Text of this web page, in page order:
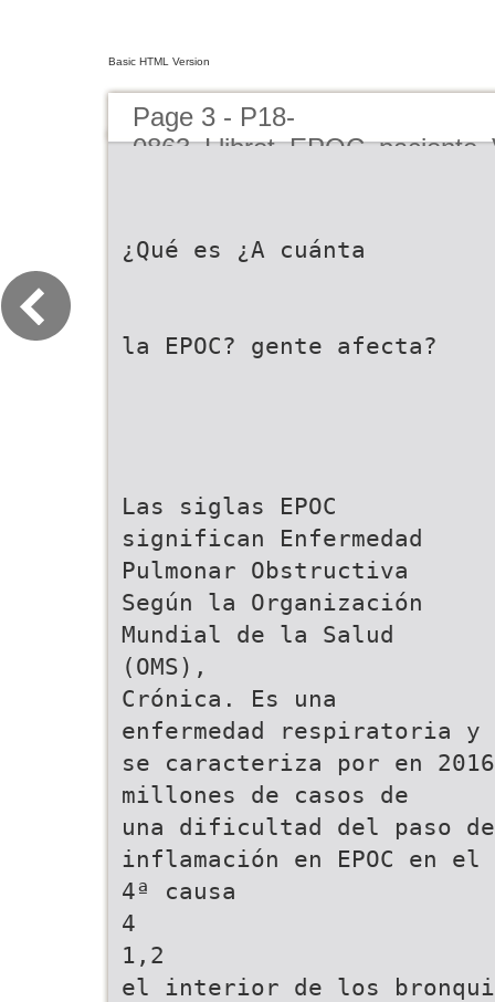
Basic HTML Version
Page 3 - P18-
¿Qué es ¿A cuánta
la EPOC? gente afecta?
Las siglas EPOC
significan Enfermedad
Pulmonar Obstructiva
Según la Organización
Mundial de la Salud
(OMS),
Crónica. Es una
enfermedad respiratoria y
se caracteriza por en
millones de casos de
una dificultad del paso
inflamación en EPOC en
4ª causa
4
1,2
el interior de los